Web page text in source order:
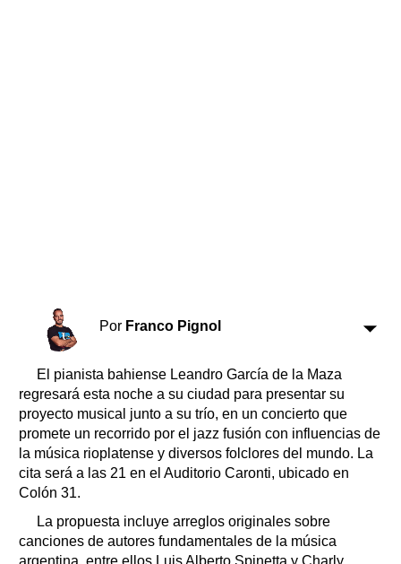
Por Franco Pignol
El pianista bahiense Leandro García de la Maza
regresará esta noche a su ciudad para presentar su
proyecto musical junto a su trío, en un concierto que
promete un recorrido por el jazz fusión con influencias de
la música rioplatense y diversos folclores del mundo. La
cita será a las 21 en el Auditorio Caronti, ubicado en
Colón 31.
La propuesta incluye arreglos originales sobre
canciones de autores fundamentales de la música
argentina, entre ellos Luis Alberto Spinetta y Charly